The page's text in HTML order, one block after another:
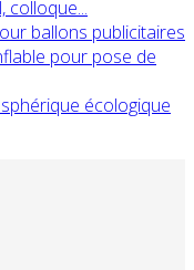
colloque...
ballons publicitaires
pour pose de
écologique